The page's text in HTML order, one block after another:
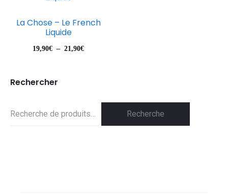
La Chose – Le French
Liquide
19,90€ – 21,90€Plage
à
21,90€
Rechercher
Recherche
Recherche